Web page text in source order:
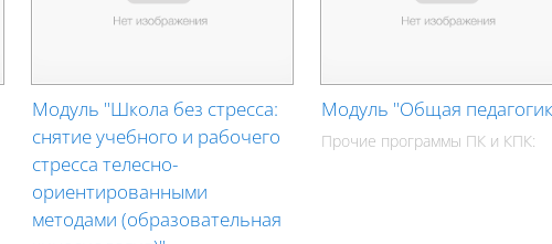
Модуль "Школа без стресса:
снятие учебного и рабочего
стресса телесно-
ориентированными
методами (образовательная
Модуль "Общая
Прочие программы ПК и КПК: